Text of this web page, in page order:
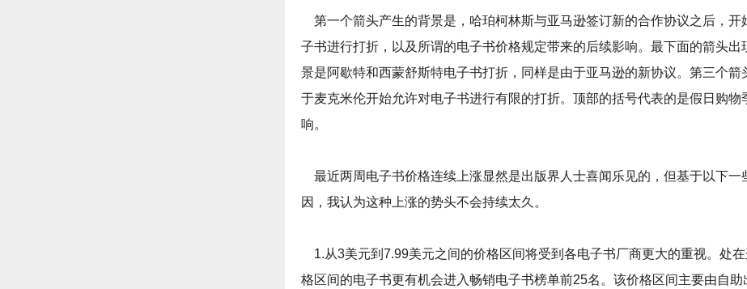
第一个箭头产生的背景是，哈珀柯林斯与亚马逊签订新的合作协议之后，开
子书进行打折，以及所谓的电子书价格规定带来的后续影响。最下面的箭头出
景是阿歇特和西蒙舒斯特电子书打折，同样是由于亚马逊的新协议。第三个箭
于麦克米伦开始允许对电子书进行有限的打折。顶部的括号代表的是假日购物
响。
最近两周电子书价格连续上涨显然是出版界人士喜闻乐见的，但基于以下一
因，我认为这种上涨的势头不会持续太久。
1.从3美元到7.99美元之间的价格区间将受到各电子书厂商更大的重视。处
格区间的电子书更有机会进入畅销电子书榜单前25名。该价格区间主要由自助